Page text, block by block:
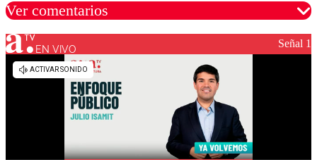
Ver comentarios
Los comentarios son moderados para garantizar un
diálogo respetuoso.
EN VIVO Señal 1